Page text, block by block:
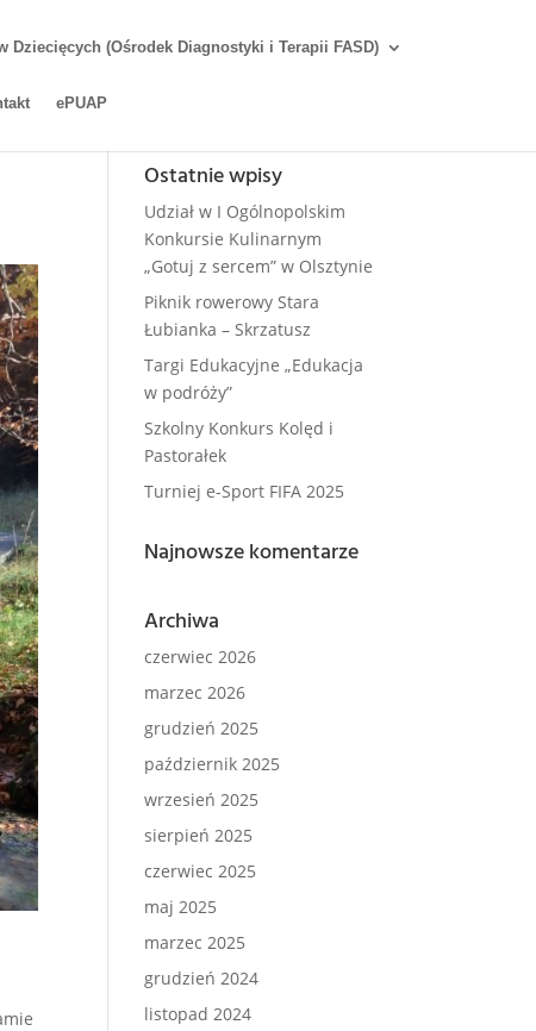
Dziecięcych (Ośrodek Diagnostyki i Terapii FASD)
ePUAP
Ostatnie wpisy
Udział w I Ogólnopolskim
Konkursie Kulinarnym
„Gotuj z sercem” w Olsztynie
Piknik rowerowy Stara
Łubianka – Skrzatusz
Targi Edukacyjne „Edukacja
w podróży”
Szkolny Konkurs Kolęd i
Pastorałek
Turniej e-Sport FIFA 2025
Najnowsze komentarze
Archiwa
czerwiec 2026
marzec 2026
grudzień 2025
październik 2025
wrzesień 2025
sierpień 2025
czerwiec 2025
maj 2025
marzec 2025
grudzień 2024
listopad 2024